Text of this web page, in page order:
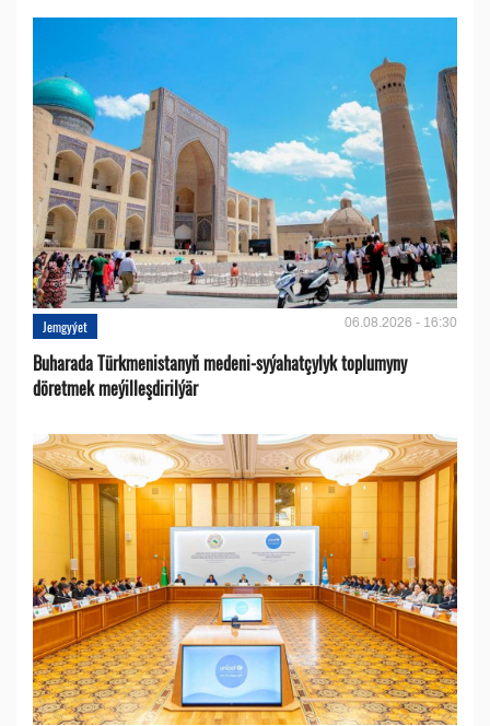
Jemgyýet 06.08.2026 - 16:30
Buharada Türkmenistanyň medeni-syýahatçylyk toplumyny
döretmek meýilleşdirilýär